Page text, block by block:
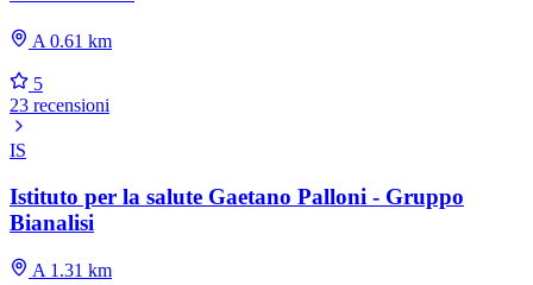
A 0.61 km
5
23 recensioni
IS
Istituto per la salute Gaetano Palloni - Gruppo
Bianalisi
A 1.31 km